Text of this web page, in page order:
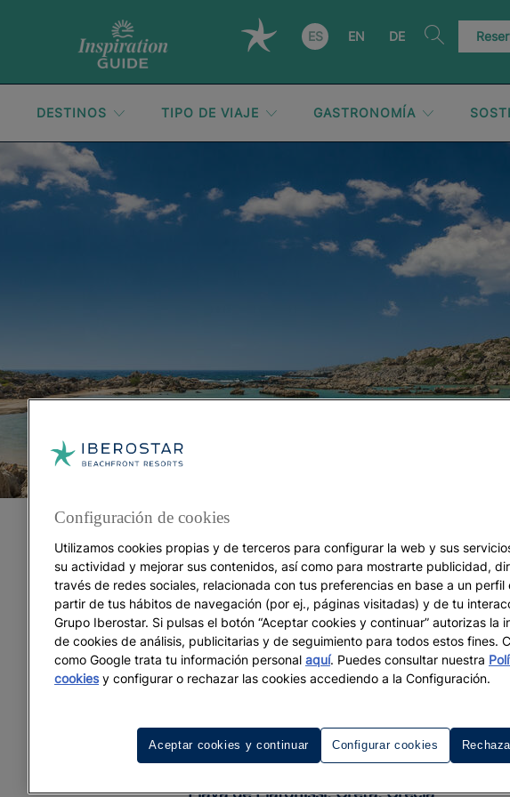
ES EN DE
DESTINOS TIPO DE VIAJE GASTRONOMÍA
VACACIONES
Turismo de playa
Descubre las 5
playas de Europa
Configuración de cookies
Utilizamos cookies propias y de terceros para configurar la web y sus
su actividad y mejorar sus contenidos, así como para mostrarte publicidad,
través de redes sociales, relacionada con tus preferencias en base a un perfil
partir de tus hábitos de navegación (por ej., páginas visitadas) y de tu
Grupo Iberostar. Si pulsas el botón “Aceptar cookies y continuar” autorizas la
de cookies de análisis, publicitarias y de seguimiento para todos estos fines.
como Google trata tu información personal aquí. Puedes consultar nuestra
cookiesy configurar o rechazar las cookies accediendo a la Configuración.
Configurar cookies
Aceptar cookies y continuar